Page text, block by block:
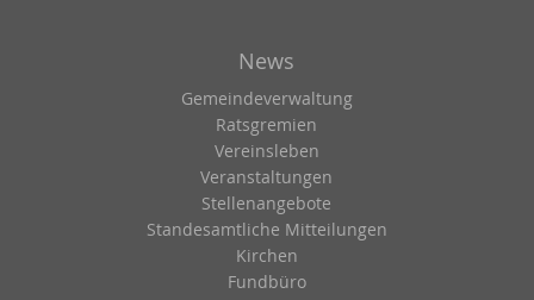
News
Gemeindeverwaltung
Ratsgremien
Vereinsleben
Veranstaltungen
Stellenangebote
Standesamtliche Mitteilungen
Kirchen
Fundbüro